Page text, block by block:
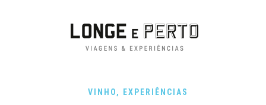
VINHO, EXPERIÊNCIAS